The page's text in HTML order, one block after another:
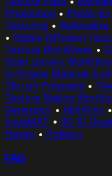
Photoshop • Photo-
Texturing • Materialize
• Stable Diffusion
Texture Workflows •
Scan Library
In-Engine Material
ZBrush Polypaint •
Texture Baking
Generator • WithPoly •
InstaMAT • 3D AI
Haven • Poliigon
FAQ